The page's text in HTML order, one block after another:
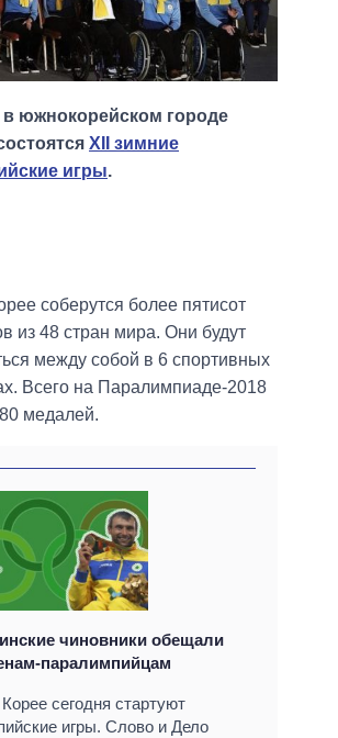
в южнокорейском городе
ХII зимние
игры.
соберутся более пятисот
из 48 стран мира. Они будут
между собой в 6 спортивных
Всего на Паралимпиаде-2018
медалей.
чиновники обещали
паралимпийцам
сегодня стартуют
игры. Слово и Дело